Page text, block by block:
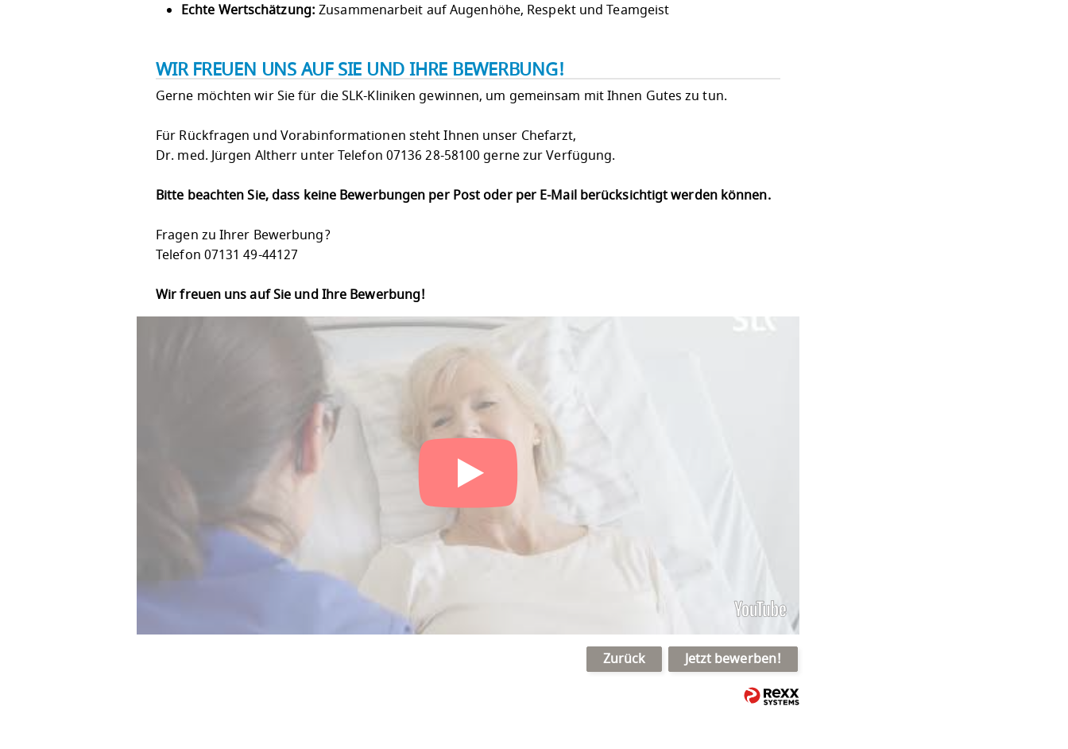
Echte Wertschätzung: Zusammenarbeit auf Augenhöhe, Respekt und Teamgeist
WIR FREUEN UNS AUF SIE UND IHRE BEWERBUNG!
Gerne möchten wir Sie für die SLK-Kliniken gewinnen, um gemeinsam mit Ihnen Gutes zu tun.
Für Rückfragen und Vorabinformationen steht Ihnen unser Chefarzt,
Dr. med. Jürgen Altherr unter Telefon 07136 28-58100 gerne zur Verfügung.
Bitte beachten Sie, dass keine Bewerbungen per Post oder per E-Mail berücksichtigt werden können.
Fragen zu Ihrer Bewerbung?
Telefon 07131 49-44127
Wir freuen uns auf Sie und Ihre Bewerbung!
Zurück Jetzt bewerben!